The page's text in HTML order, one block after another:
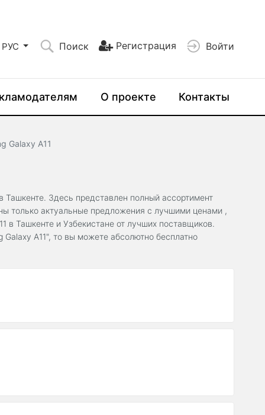
РУС Поиск Регистрация Войти
О проекте Контакты
Galaxy A11
Здесь представлен полный ассортимент
только актуальные предложения с лучшими ценами ,
в Ташкенте и Узбекистане от лучших поставщиков.
A11", то вы можете абсолютно бесплатно